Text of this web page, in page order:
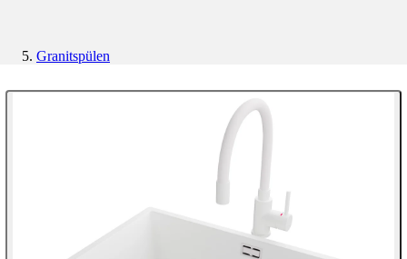
Granitspülen